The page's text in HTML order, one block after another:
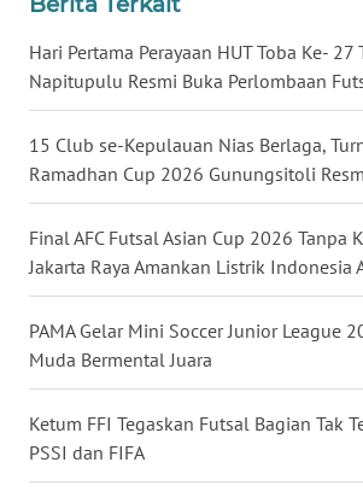
Hari Pertama Perayaan HUT Toba Ke- 27
Napitupulu Resmi Buka Perlombaan
15 Club se-Kepulauan Nias Berlaga,
Ramadhan Cup 2026 Gunungsitoli
Final AFC Futsal Asian Cup 2026 Tanpa
Jakarta Raya Amankan Listrik Indonesia
PAMA Gelar Mini Soccer Junior League
Muda Bermental Juara
Ketum FFI Tegaskan Futsal Bagian Tak
PSSI dan FIFA
WN
SUMBAR
WN
SUMSEL
WN
BENGKULU
WN
WN